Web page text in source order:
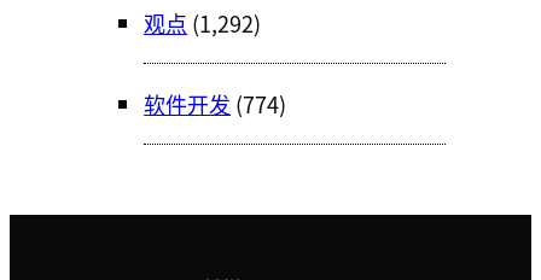
观点 (1,292)
软件开发 (774)